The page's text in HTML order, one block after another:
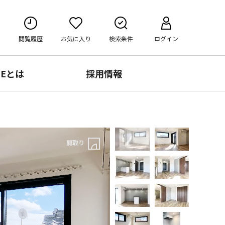
閲覧履歴 お気に入り 検索条件 ログイン
とは 採用情報
間取り